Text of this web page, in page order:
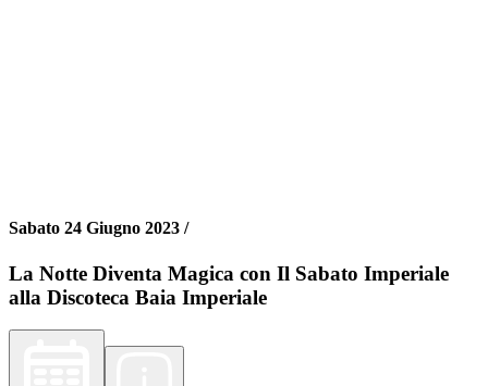
Sabato 24 Giugno 2023 /
La Notte Diventa Magica con Il Sabato Imperiale
alla Discoteca Baia Imperiale